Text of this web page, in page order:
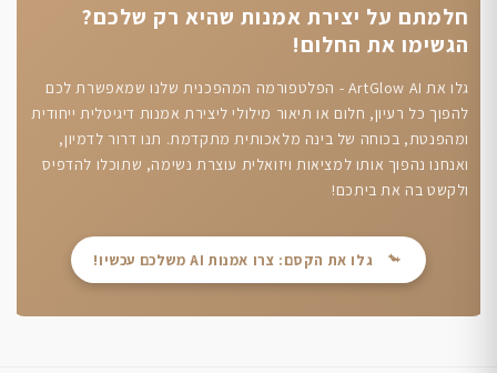
חלמתם על יצירת אמנות שהיא רק שלכם?
הגשימו את החלום!
גלו את ArtGlow AI - הפלטפורמה המהפכנית שלנו שמאפשרת לכם
להפוך כל רעיון, חלום או תיאור מילולי ליצירת אמנות דיגיטלית ייחודית
ומהפנטת, בכוחה של בינה מלאכותית מתקדמת. תנו דרור לדמיון,
ואנחנו נהפוך אותו למציאות ויזואלית עוצרת נשימה, שתוכלו להדפיס
ולקשט בה את ביתכם!
גלו את הקסם: צרו אמנות AI משלכם עכשיו!